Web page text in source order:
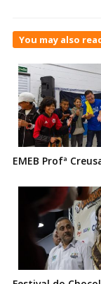
You may also
EMEB Profª